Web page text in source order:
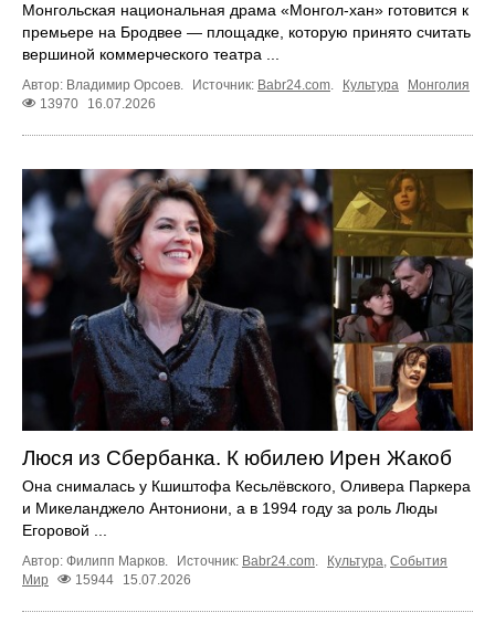
Монгольская национальная драма «Монгол-хан» готовится к
премьере на Бродвее — площадке, которую принято считать
вершиной коммерческого театра ...
Автор: Владимир Орсоев. Источник: Babr24.com. Культура
Монголия
13970
16.07.2026
Люся из Сбербанка. К юбилею Ирен Жакоб
Она снималась у Кшиштофа Кесьлёвского, Оливера Паркера
и Микеланджело Антониони, а в 1994 году за роль Люды
Егоровой ...
Автор: Филипп Марков. Источник: Babr24.com Культура События
Мир
15944 15.07.2026